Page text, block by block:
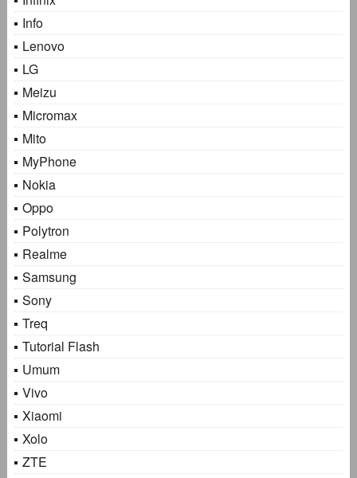
Info
Lenovo
LG
Meizu
Micromax
Mito
MyPhone
Nokia
Oppo
Polytron
Realme
Samsung
Sony
Treq
Tutorial Flash
Umum
Vivo
Xiaomi
Xolo
ZTE